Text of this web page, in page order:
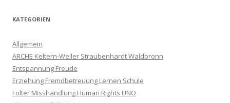
KATEGORIEN
Allgemein
ARCHE Keltern-Weiler Straubenhardt Waldbronn
Entspannung Freude
Erziehung Fremdbetreuung Lernen Schule
Folter Misshandlung Human Rights UNO